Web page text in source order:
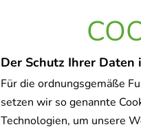
Der Schutz Ihrer
Für die ordnungsgemäße
setzen wir so genannte
Technologien, um unsere